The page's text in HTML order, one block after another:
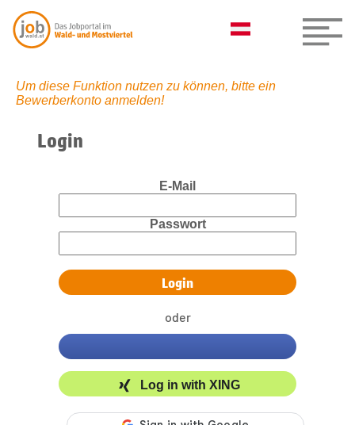
Um diese Funktion nutzen zu können, bitte ein
Bewerberkonto anmelden!
Login
E-Mail
Passwort
oder
Log in with XING